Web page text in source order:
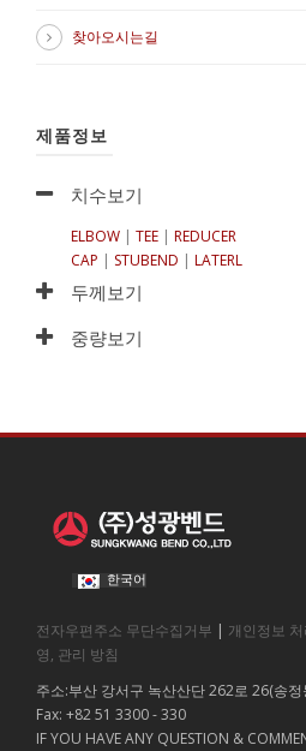
찾아오시는길
제품정보
치수보기
ELBOW | TEE | REDUCER
CAP | STUBEND | LATERL
두께보기
중량보기
한국어
전자우편주소 무단수집거부 | 개인정보
영, 관리 방침
주소:부산 강서구 녹산산단 262로 26(송
Fax: +82 51 3300 - 330
IF YOU HAVE ANY QUESTION &